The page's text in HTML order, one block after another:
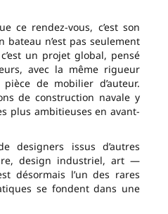
ce rendez-vous, c’est son
n’est pas seulement
un projet global, pensé
avec la même rigueur
de mobilier d’auteur.
de construction navale y
plus ambitieuses en avant-
designers issus d’autres
design industriel, art —
désormais l’un des rares
se fondent dans une